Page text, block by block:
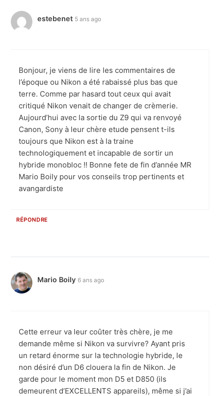
estebenet 5 ans ago
Bonjour, je viens de lire les commentaires de
l’époque ou Nikon a été rabaissé plus bas que
terre. Comme par hasard tout ceux qui avait
critiqué Nikon venait de changer de crèmerie.
Aujourd’hui avec la sortie du Z9 qui va renvoyé
Canon, Sony à leur chère etude pensent t-ils
toujours que Nikon est à la traine
technologiquement et incapable de sortir un
hybride monobloc !! Bonne fete de fin d’année MR
Mario Boily pour vos conseils trop pertinents et
avangardiste
RÉPONDRE
Mario Boily 6 ans ago
Cette erreur va leur coûter très chère, je me
demande même si Nikon va survivre? Ayant pris
un retard énorme sur la technologie hybride, le
non désiré d’un D6 clouera la fin de Nikon. Je
garde pour le moment mon D5 et D850 (ils
demeurent d’EXCELLENTS appareils), même si j’ai